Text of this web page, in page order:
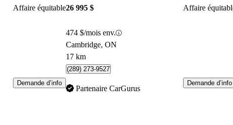
Affaire équitable
Demande d’info
26 995 $ Affaire
474 $/mois env.
Cambridge, ON
17 km
(289) 273-9527
Partenaire CarGurus
Demande d’info